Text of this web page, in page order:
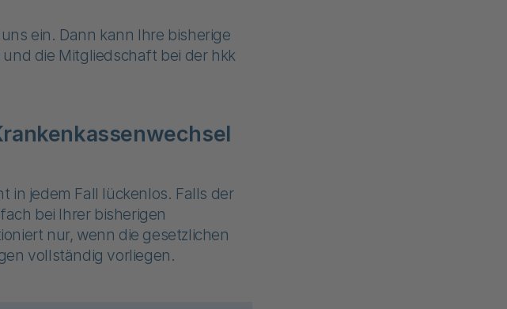
ein. Dann kann Ihre bisherige
die Mitgliedschaft bei der hkk
in jedem Fall lückenlos. Falls der
bei Ihrer bisherigen
nur, wenn die gesetzlichen
vollständig vorliegen.